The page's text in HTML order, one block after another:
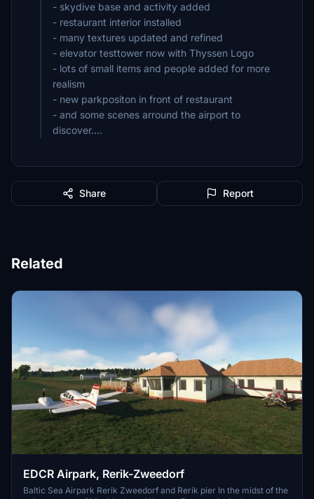
- skydive base and activity added
- restaurant interior installed
- many textures updated and refined
- elevator testtower now with Thyssen Logo
- lots of small items and people added for more
realism
- new parkpositon in front of restaurant
- and some scenes arround the airport to
Share Report
Related
EDCR Airpark, Rerik-Zweedorf
Baltic Sea Airpark Rerik Zweedorf and Rerik pier In the midst of the